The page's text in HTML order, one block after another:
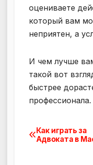
оцениваете
который вам
неприятен, а
И чем лучше
такой вот
быстрее
профессионала.
Как играть за
Адвоката в